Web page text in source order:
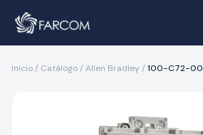
Inicio / Catálogo / Allen Bradley / 100-C72-00